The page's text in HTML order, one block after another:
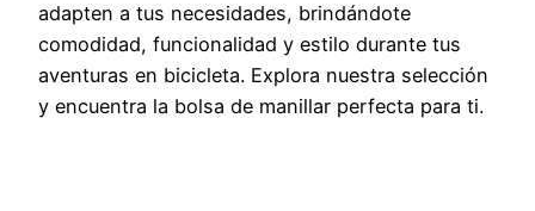
adapten a tus necesidades, brindándote
comodidad, funcionalidad y estilo durante tus
aventuras en bicicleta. Explora nuestra selección
y encuentra la bolsa de manillar perfecta para ti.